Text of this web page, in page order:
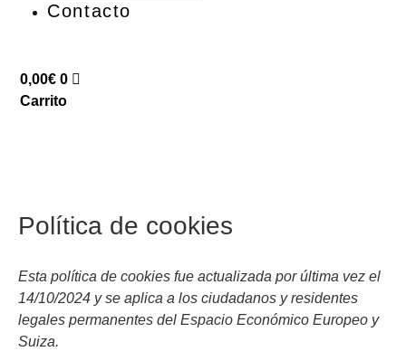
Contacto
0,00€ 0
Carrito
Política de cookies
Esta política de cookies fue actualizada por última vez el
14/10/2024 y se aplica a los ciudadanos y residentes
legales permanentes del Espacio Económico Europeo y
Suiza.